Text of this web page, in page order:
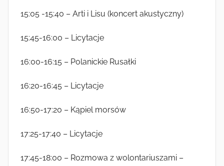
15:05 -15:40 – Arti i Lisu (koncert akustyczny)
15:45-16:00 – Licytacje
16:00-16:15 – Polanickie Rusałki
16:20-16:45 – Licytacje
16:50-17:20 – Kąpiel morsów
17:25-17:40 – Licytacje
17:45-18:00 – Rozmowa z wolontariuszami –